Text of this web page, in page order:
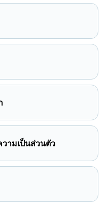
ามเป็นส่วนตัว